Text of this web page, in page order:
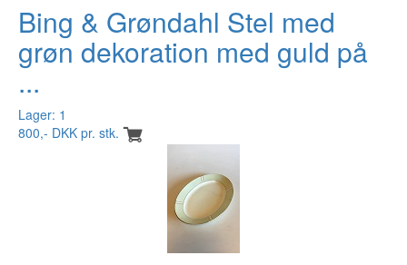
Bing & Grøndahl Stel med
grøn dekoration med guld på
...
Lager: 1
800,- DKK pr. stk.